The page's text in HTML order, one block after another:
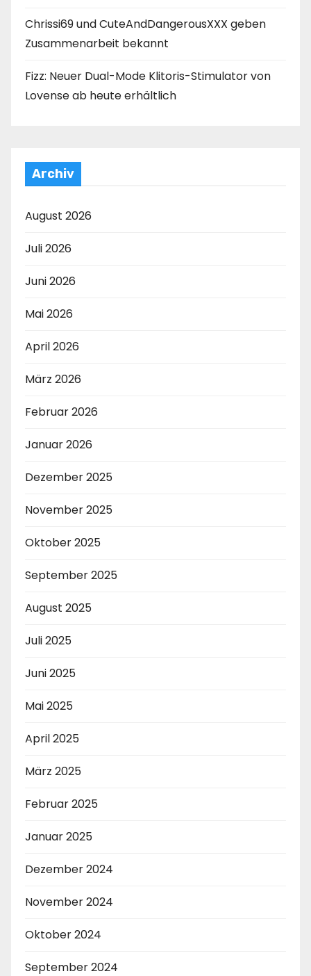
Chrissi69 und CuteAndDangerousXXX geben
Zusammenarbeit bekannt
Fizz: Neuer Dual-Mode Klitoris-Stimulator von
Lovense ab heute erhältlich
Archiv
August 2026
Juli 2026
Juni 2026
Mai 2026
April 2026
März 2026
Februar 2026
Januar 2026
Dezember 2025
November 2025
Oktober 2025
September 2025
August 2025
Juli 2025
Juni 2025
Mai 2025
April 2025
März 2025
Februar 2025
Januar 2025
Dezember 2024
November 2024
Oktober 2024
September 2024